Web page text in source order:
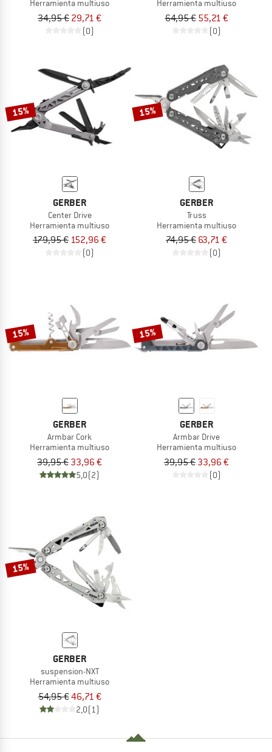
Herramienta multiuso
34,95 € 29,71 €
(0)
Herramienta multiuso
64,95 € 55,21 €
(0)
15%
GERBER
Center Drive
Herramienta multiuso
179,95 € 152,96 €
(0)
15%
GERBER
Truss
Herramienta multiuso
74,95 € 63,71 €
(0)
15%
GERBER
Armbar Cork
Herramienta multiuso
39,95 € 33,96 €
5,0(2)
15%
GERBER
Armbar Drive
Herramienta multiuso
39,95 € 33,96 €
(0)
15%
GERBER
suspension-NXT
Herramienta multiuso
54,95 €46,71 €
2,0(1)